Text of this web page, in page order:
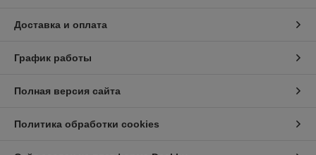
Доставка и оплата
График работы
Полная версия сайта
Политика обработки cookies